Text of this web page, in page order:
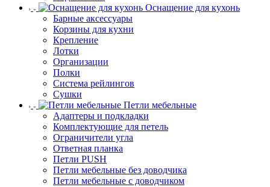
Оснащение для кухонь
Барные аксессуары
Корзины для кухни
Крепление
Лотки
Организации
Полки
Система рейлингов
Сушки
Петли мебельные
Адаптеры и подкладки
Комплектующие для петель
Ограничители угла
Ответная планка
Петли PUSH
Петли мебельные без доводчика
Петли мебельные с доводчиком